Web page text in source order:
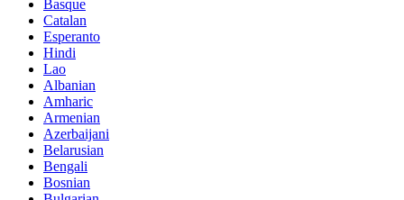
Basque
Catalan
Esperanto
Hindi
Lao
Albanian
Amharic
Armenian
Azerbaijani
Belarusian
Bengali
Bosnian